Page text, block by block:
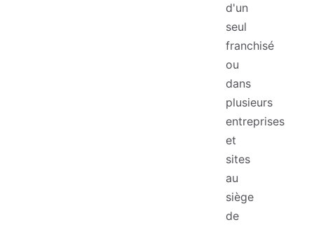
d'un
seul
franchisé
ou
dans
plusieurs
entreprises
et
sites
au
siège
de